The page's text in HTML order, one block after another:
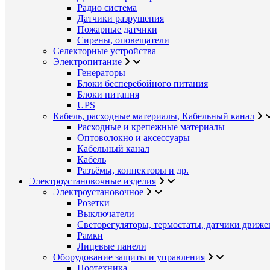
Радио система
Датчики разрушения
Пожарные датчики
Сирены, оповещатели
Селекторные устройства
Электропитание
Генераторы
Блоки бесперебойного питания
Блоки питания
UPS
Кабель, расходные материалы, Кабельный канал
Расходные и крепежные материалы
Оптоволокно и аксессуары
Кабельный канал
Кабель
Разъёмы, коннекторы и др.
Электроустановочные изделия
Электроустановочное
Розетки
Выключатели
Светорегуляторы, термостаты, датчики
Рамки
Лицевые панели
Оборудование защиты и управления
Ноотехника